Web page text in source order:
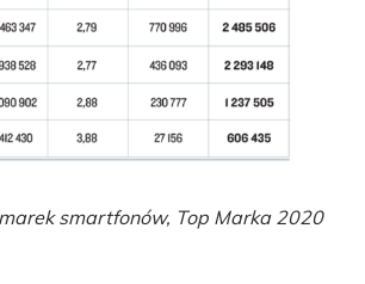
smartfonów, Top Marka 2020